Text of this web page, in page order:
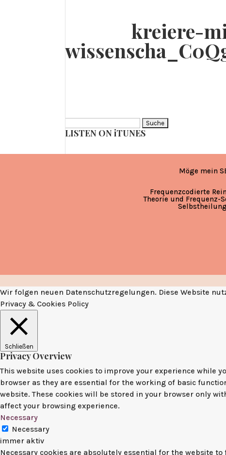
kreiere-
nach:
LISTEN ON iTUNES
Möge mein
Frequenzcodierte
Theorie und Frequenz-
Wir folgen neuen Datenschutzregelungen. Diese Website
Privacy & Cookies Policy
Schließen
Privacy Overview
This website uses cookies to improve your experience while
browser as they are essential for the working of basic
website. These cookies will be stored in your browser only
affect your browsing experience.
Necessary
Necessary
immer aktiv
Necessary cookies are absolutely essential for the website